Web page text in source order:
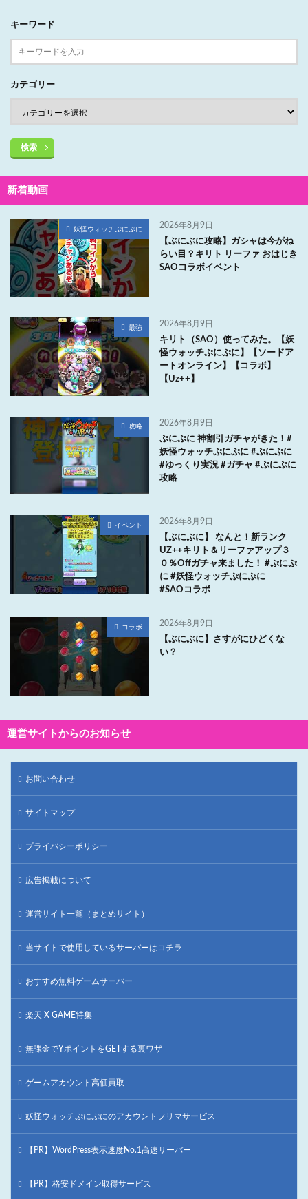
キーワード
カテゴリー
検索
新着動画
妖怪ウォッチぷにぷに 2026年8月9日
【ぷにぷに攻略】ガシャは今がね
らい目？キリト リーファ おはじき
SAOコラボイベント
最強 2026年8月9日
キリト（SAO）使ってみた。【妖
怪ウォッチぷにぷに】【ソードア
ートオンライン】【コラボ】
【Uz++】
攻略 2026年8月9日
ぷにぷに 神割引ガチャがきた！#
妖怪ウォッチぷにぷに #ぷにぷに
#ゆっくり実況 #ガチャ #ぷにぷに
攻略
イベント 2026年8月9日
【ぷにぷに】 なんと！新ランク
UZ++キリト＆リーファアップ３
０％Offガチャ来ました！ #ぷにぷ
に #妖怪ウォッチぷにぷに
#SAOコラボ
コラボ 2026年8月9日
【ぷにぷに】さすがにひどくな
い？
運営サイトからのお知らせ
お問い合わせ
サイトマップ
プライバシーポリシー
広告掲載について
運営サイト一覧（まとめサイト）
当サイトで使用しているサーバーはコチラ
おすすめ無料ゲームサーバー
楽天 X GAME特集
無課金でYポイントをGETする裏ワザ
ゲームアカウント高価買取
妖怪ウォッチぷにぷにのアカウントフリマサービス
【PR】WordPress表示速度No.1高速サーバー
【PR】格安ドメイン取得サービス